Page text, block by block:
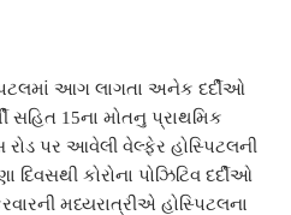
આગ લાગતા અનેક દર્દીઓ
સહિત 15ના મોતનુ પ્રાથમિક
પર આવેલી વેલ્ફેર હોસ્પિટલની
દિવસથી કોરોના પોઝિટિવ દર્દીઓ
મધ્યરાત્રીએ હોસ્પિટલના